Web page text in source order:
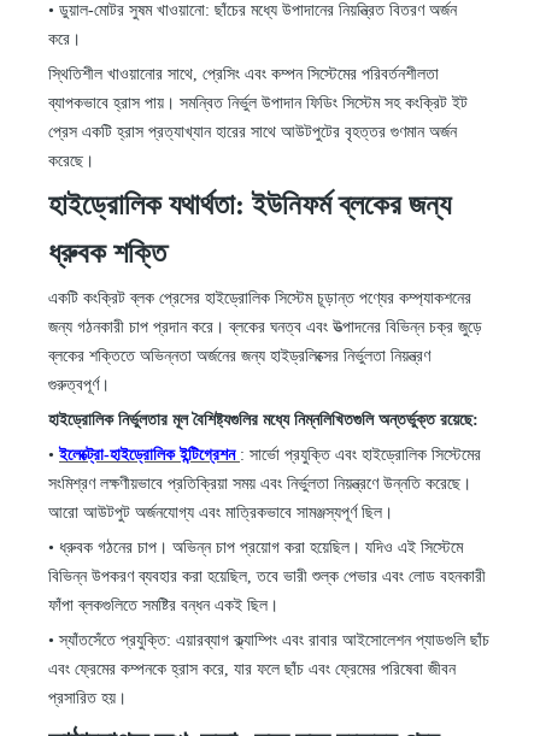
• ডুয়াল-মোটর সুষম খাওয়ানো: ছাঁচের মধ্যে উপাদানের নিয়ন্ত্রিত বিতরণ অর্জন
করে।
স্থিতিশীল খাওয়ানোর সাথে, প্রেসিং এবং কম্পন সিস্টেমের পরিবর্তনশীলতা
ব্যাপকভাবে হ্রাস পায়। সমন্বিত নির্ভুল উপাদান ফিডিং সিস্টেম সহ কংক্রিট ইট
প্রেস একটি হ্রাস প্রত্যাখ্যান হারের সাথে আউটপুটের বৃহত্তর গুণমান অর্জন
করেছে।
হাইড্রোলিক যথার্থতা: ইউনিফর্ম ব্লকের জন্য
ধ্রুবক শক্তি
একটি কংক্রিট ব্লক প্রেসের হাইড্রোলিক সিস্টেম চূড়ান্ত পণ্যের কম্প্যাকশনের
জন্য গঠনকারী চাপ প্রদান করে। ব্লকের ঘনত্ব এবং উত্পাদনের বিভিন্ন চক্র জুড়ে
ব্লকের শক্তিতে অভিন্নতা অর্জনের জন্য হাইড্রলিক্সের নির্ভুলতা নিয়ন্ত্রণ
গুরুত্বপূর্ণ।
হাইড্রোলিক নির্ভুলতার মূল বৈশিষ্ট্যগুলির মধ্যে নিম্নলিখিতগুলি অন্তর্ভুক্ত রয়েছে:
• ইলেক্ট্রো-হাইড্রোলিক ইন্টিগ্রেশন : সার্ভো প্রযুক্তি এবং হাইড্রোলিক সিস্টেমের
সংমিশ্রণ লক্ষণীয়ভাবে প্রতিক্রিয়া সময় এবং নির্ভুলতা নিয়ন্ত্রণে উন্নতি করেছে।
আরো আউটপুট অর্জনযোগ্য এবং মাত্রিকভাবে সামঞ্জস্যপূর্ণ ছিল।
• ধ্রুবক গঠনের চাপ। অভিন্ন চাপ প্রয়োগ করা হয়েছিল। যদিও এই সিস্টেমে
বিভিন্ন উপকরণ ব্যবহার করা হয়েছিল, তবে ভারী শুল্ক পেভার এবং লোড বহনকারী
ফাঁপা ব্লকগুলিতে সমষ্টির বন্ধন একই ছিল।
•স্যাঁতসেঁতে প্রযুক্তি: এয়ারব্যাগ ক্ল্যাম্পিং এবং রাবার আইসোলেশন প্যাডগুলি ছাঁচ
এবং ফ্রেমের কম্পনকে হ্রাস করে, যার ফলে ছাঁচ এবং ফ্রেমের পরিষেবা জীবন
প্রসারিত হয়।